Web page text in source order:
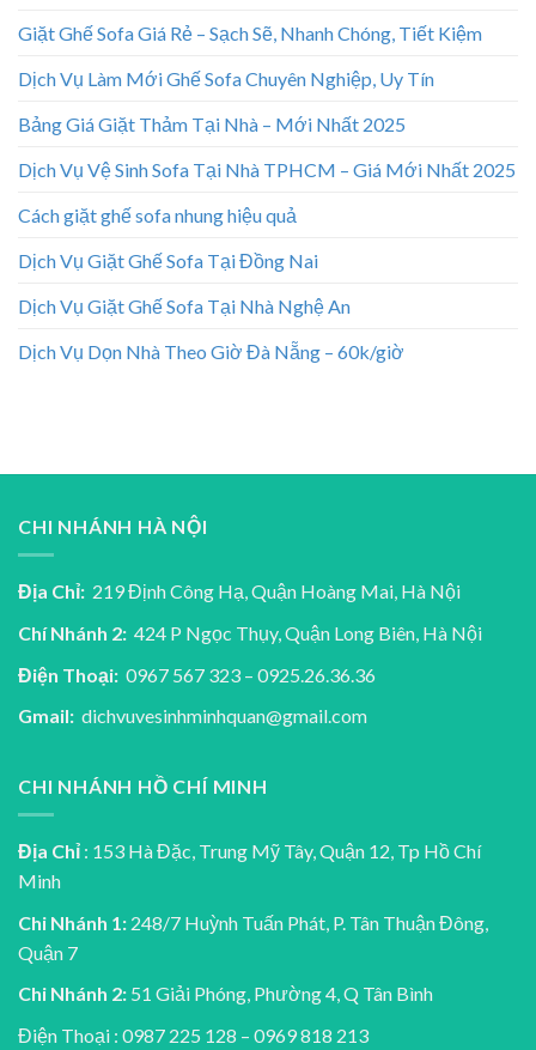
Giặt Ghế Sofa Giá Rẻ – Sạch Sẽ, Nhanh Chóng, Tiết Kiệm
Dịch Vụ Làm Mới Ghế Sofa Chuyên Nghiệp, Uy Tín
Bảng Giá Giặt Thảm Tại Nhà – Mới Nhất 2025
Dịch Vụ Vệ Sinh Sofa Tại Nhà TPHCM – Giá Mới Nhất 2025
Cách giặt ghế sofa nhung hiệu quả
Dịch Vụ Giặt Ghế Sofa Tại Đồng Nai
Dịch Vụ Giặt Ghế Sofa Tại Nhà Nghệ An
Dịch Vụ Dọn Nhà Theo Giờ Đà Nẵng – 60k/giờ
CHI NHÁNH HÀ NỘI
Địa Chỉ: 219 Định Công Hạ, Quận Hoàng Mai, Hà Nội
Chí Nhánh 2: 424 P Ngọc Thụy, Quận Long Biên, Hà Nội
Điện Thoại: 0967 567 323 – 0925.26.36.36
Gmail: dichvuvesinhminhquan@gmail.com
CHI NHÁNH HỒ CHÍ MINH
Địa Chỉ : 153 Hà Đặc, Trung Mỹ Tây, Quận 12, Tp Hồ Chí
Minh
Chi Nhánh 1: 248/7 Huỳnh Tuấn Phát, P. Tân Thuận Đông,
Quận 7
Chi Nhánh 2: 51 Giải Phóng, Phường 4, Q Tân Bình
Điện Thoại : 0987 225 128 – 0969 818 213